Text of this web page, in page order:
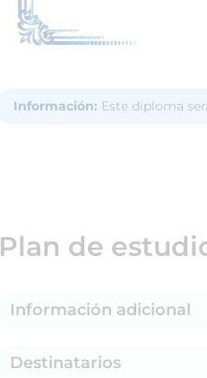
Información: Este diploma
Plan de
Información adicional
Destinatarios